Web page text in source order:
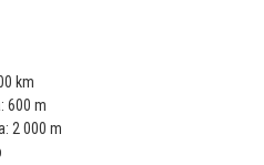
km
600 m
2 000 m